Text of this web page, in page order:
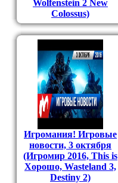
Wolfenstein 2 New
Colossus)
Игромания! Игровые
новости, 3 октября
(Игромир 2016, This is
Хорошо, Wasteland 3,
Destiny 2)